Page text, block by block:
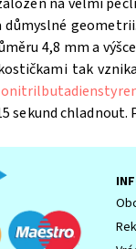
osobních údajů.
důmyslné
4,8 mm a
tak
sekund